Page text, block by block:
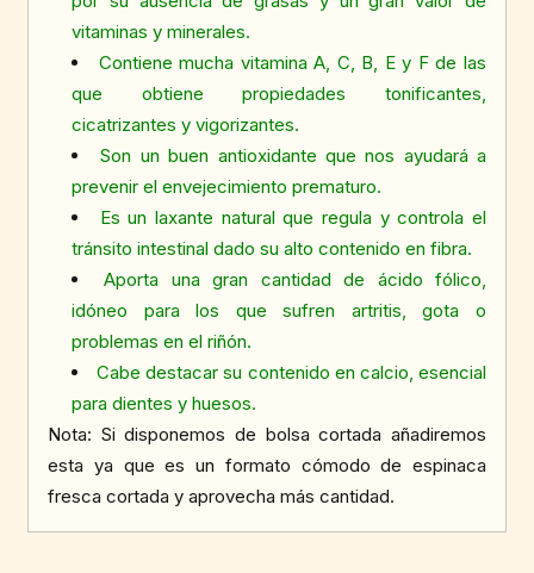
vitaminas y minerales.
Contiene mucha vitamina A, C, B, E y F de las
que obtiene propiedades tonificantes,
cicatrizantes y vigorizantes.
Son un buen antioxidante que nos ayudará a
prevenir el envejecimiento prematuro.
Es un laxante natural que regula y controla el
tránsito intestinal dado su alto contenido en fibra.
Aporta una gran cantidad de ácido fólico,
idóneo para los que sufren artritis, gota o
problemas en el riñón.
Cabe destacar su contenido en calcio, esencial
para dientes y huesos.
Nota: Si disponemos de bolsa cortada añadiremos
esta ya que es un formato cómodo de espinaca
fresca cortada y aprovecha más cantidad.